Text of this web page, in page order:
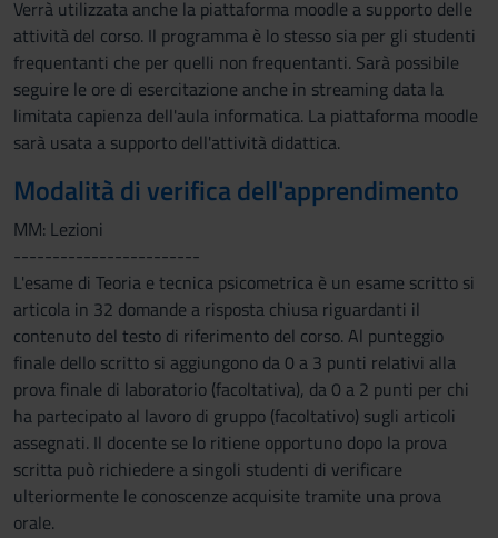
Verrà utilizzata anche la piattaforma moodle a supporto delle
attività del corso. Il programma è lo stesso sia per gli studenti
frequentanti che per quelli non frequentanti. Sarà possibile
seguire le ore di esercitazione anche in streaming data la
limitata capienza dell'aula informatica. La piattaforma moodle
sarà usata a supporto dell'attività didattica.
Modalità di verifica dell'apprendimento
MM: Lezioni
------------------------
L'esame di Teoria e tecnica psicometrica è un esame scritto si
articola in 32 domande a risposta chiusa riguardanti il
contenuto del testo di riferimento del corso. Al punteggio
finale dello scritto si aggiungono da 0 a 3 punti relativi alla
prova finale di laboratorio (facoltativa), da 0 a 2 punti per chi
ha partecipato al lavoro di gruppo (facoltativo) sugli articoli
assegnati. Il docente se lo ritiene opportuno dopo la prova
scritta può richiedere a singoli studenti di verificare
ulteriormente le conoscenze acquisite tramite una prova
orale.